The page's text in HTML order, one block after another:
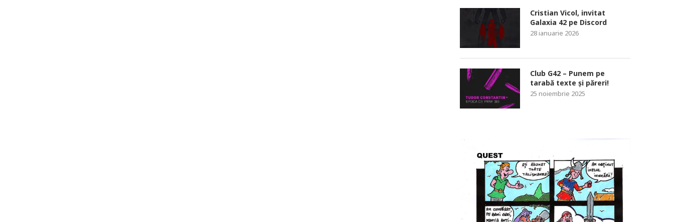
Cristian Vicol, invitat
Galaxia 42 pe Discord
28 ianuarie 2026
Club G42 – Punem pe
tarabă texte și păreri!
25 noiembrie 2025